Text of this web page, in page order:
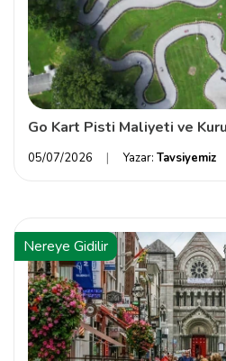
Go Kart Pisti Maliyeti ve
05/07/2026 Yazar: Tavsiyemiz
Nereye Gidilir